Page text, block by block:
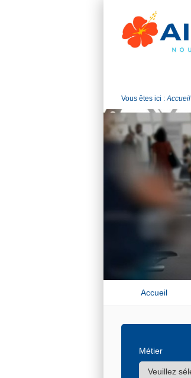
Vous êtes ici : Accueil
Accueil
Métier